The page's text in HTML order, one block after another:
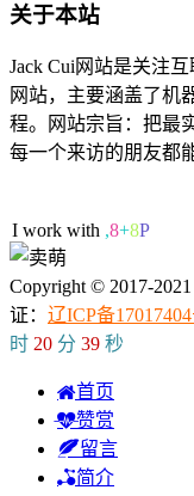
关于本站
Jack Cui网站是关注
网站，主要涵盖了机
程。网站宗旨：把最
每一个来访的朋友都
I work with ML/[Z
Copyright © 2017-2021
证： 辽ICP备
时 20 分 39 秒
首页
赞赏
留言
简介